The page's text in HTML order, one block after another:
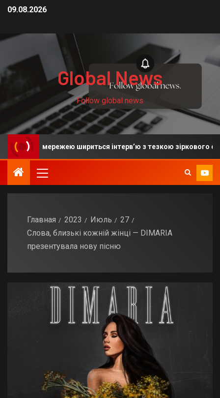
09.08.2026
Global News
Follow global news
мережею шириться інтерв’ю з тезкою зіркового
Главная 2023 Июль
27
Слова, близькі кожній жінці — DIMARIA
презентувала нову пісню